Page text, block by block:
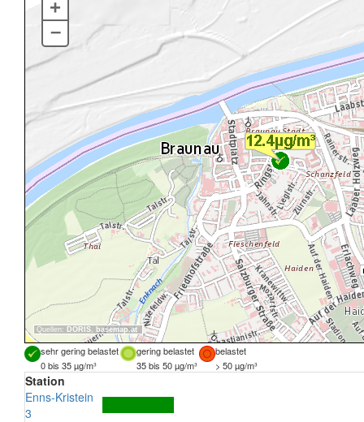
Quellen: DORIS, basemap.at
+
–
sehr gering belastet gering belastet
belastet
0 bis 35 µg/m³
35 bis 50 µg/m³ > 50 µg/m³
Station
Enns-Kristein
3